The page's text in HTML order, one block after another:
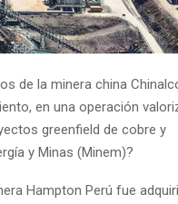
de la minera china
en una operación
greenfield de cobre y
y Minas (Minem)?
Hampton Perú fue